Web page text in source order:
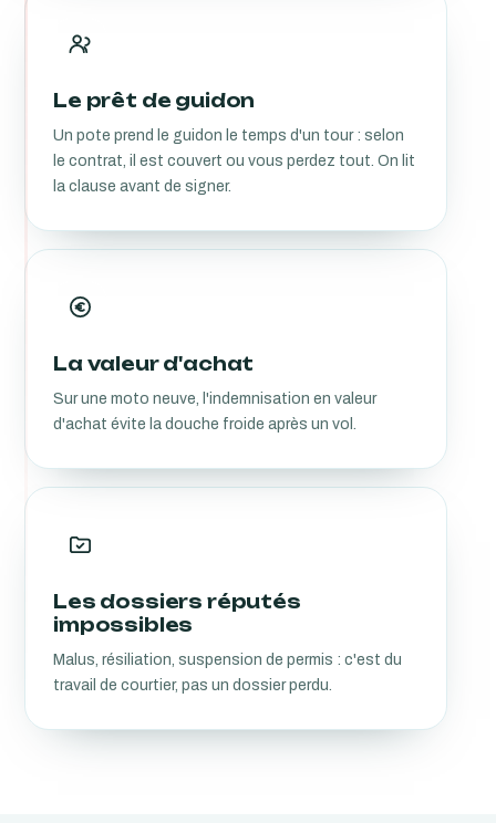
Le prêt de guidon
Un pote prend le guidon le temps d'un tour : selon
le contrat, il est couvert ou vous perdez tout. On lit
la clause avant de signer.
La valeur d'achat
Sur une moto neuve, l'indemnisation en valeur
d'achat évite la douche froide après un vol.
Les dossiers réputés
impossibles
Malus, résiliation, suspension de permis : c'est du
travail de courtier, pas un dossier perdu.